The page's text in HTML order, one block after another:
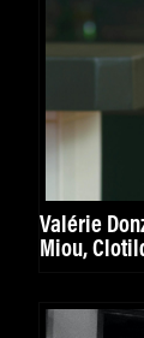
Valérie
Miou,